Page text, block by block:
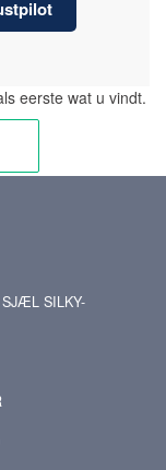
eerste wat u vindt.
SJÆL SILKY-